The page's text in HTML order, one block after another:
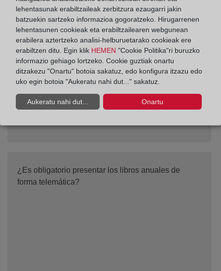
¿Es necesario legitimar notarialmente la firma del
¿Es obligatorio presentar los libros anuales de
forma telemática?
lehentasunak erabiltzaileak zerbitzura ezaugarri jakin
batzuekin sartzeko informazioa gogoratzeko. Hirugarrenen
lehentasunen cookieak eta erabiltzailearen webgunean
erabilera aztertzeko analisi-helburuetarako cookieak ere
erabiltzen ditu. Egin klik HEMEN "Cookie Politika"ri buruzko
informazio gehiago lortzeko. Cookie guztiak onartu
ditzakezu "Onartu" botoia sakatuz, edo konfigura itzazu edo
uko egin botoia "Aukeratu nahi dut..." sakatuz.
Aukeratu nahi dut... Onartu